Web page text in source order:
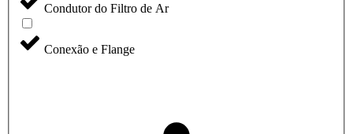
Condutor do Filtro de Ar
Conexão e Flange